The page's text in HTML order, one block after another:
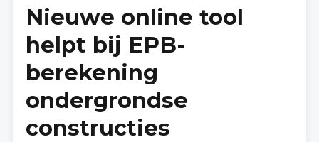
Nieuwe online tool
helpt bij EPB-
berekening
ondergrondse
constructies